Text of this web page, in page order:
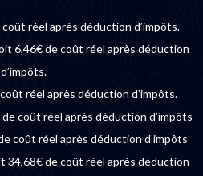
réel après déduction d’impôts.
6,46€ de coût réel après déduction
d’impôts.
réel après déduction d’impôts.
coût réel après déduction d’impôts
coût réel après déduction d’impôts
34,68€ de coût réel après déduction